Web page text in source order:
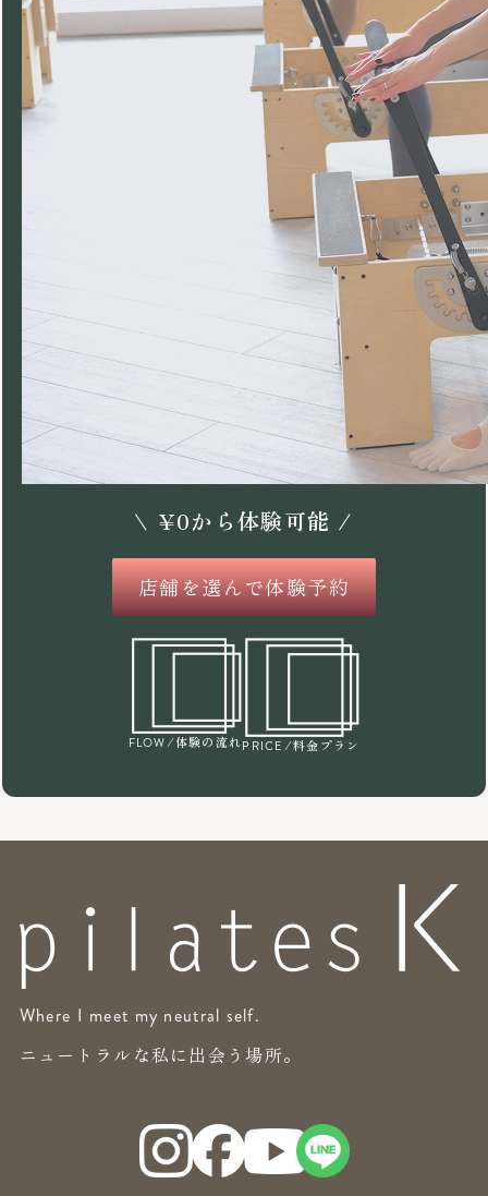
\ ¥0から体験可能 /
店舗を選んで体験予約
FLOW /体験の流れPRICE /料金プラン
Where I meet my neutral self.
ニュートラルな私に出会う場所。